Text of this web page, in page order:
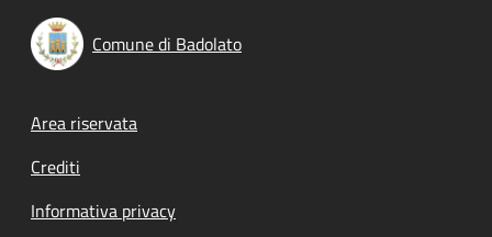
Comune di Badolato
Footer menu
Area riservata
Crediti
Informativa privacy